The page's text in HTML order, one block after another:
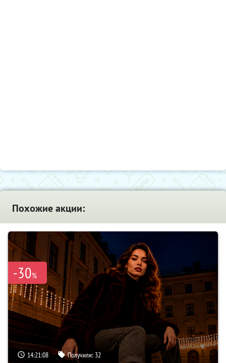
Похожие акции:
-30%
14:21:07 Получили: 32